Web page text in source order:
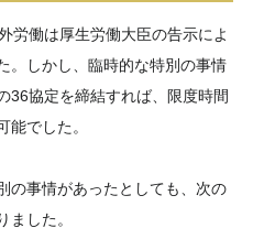
労働は厚生労働大臣の告示によ
。しかし、臨時的な特別の事情
36協定を締結すれば、限度時間
能でした。
の事情があったとしても、次の
ました。